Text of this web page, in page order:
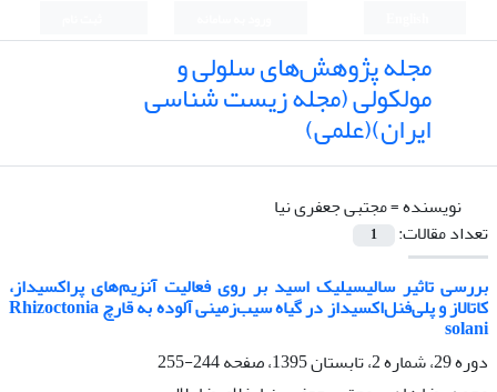
مجله پژوهش‌های سلولی و
مولکولی (مجله زیست شناسی
ایران)(علمی)
نویسنده =مجتبی جعفری نیا
تعداد مقالات:
1
بررسی تاثیر سالیسیلیک اسید بر روی فعالیت آنزیم‌های پراکسیداز،
کاتالاز و پلی‌فنل‌اکسیداز در گیاه سیب‌زمینی آلوده به قارچ Rhizoctonia
solani
دوره 29، شماره 2، تابستان 1395، صفحه
244-255